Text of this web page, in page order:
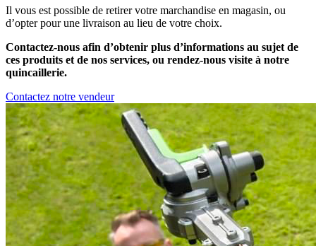
Il vous est possible de retirer votre marchandise en magasin, ou
d’opter pour une livraison au lieu de votre choix.
Contactez-nous afin d’obtenir plus d’informations au sujet de
ces produits et de nos services, ou rendez-nous visite à notre
quincaillerie.
Contactez notre vendeur